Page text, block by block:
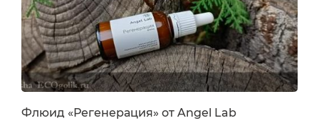
(Бетаин, Натрия...
Флюид «Регенерация» от Angel Lab